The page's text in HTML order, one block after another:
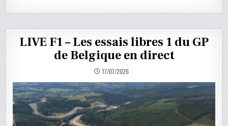
LIVE F1 – Les essais libres 1 du GP
de Belgique en direct
17/07/2026